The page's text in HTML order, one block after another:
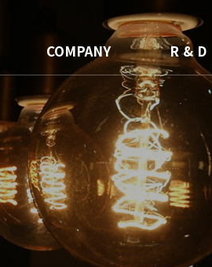
COMPANY
회사소개
ODM기술
공장소개
오시는 길
R & D
파트너사
특허 및 인증서